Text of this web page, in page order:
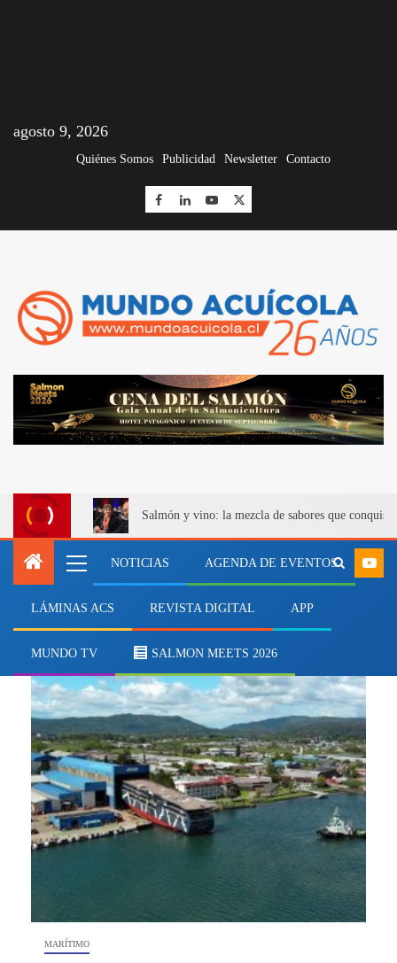
agosto 9, 2026
Quiénes Somos Publicidad Newsletter Contacto
Salmón y vino: la mezcla de sabores que
NOTICIAS AGENDA DE EVENTOS
LÁMINAS ACS REVISTA DIGITAL APP
MUNDO TV SALMON MEETS 2026
asenav
MARÍTIMO